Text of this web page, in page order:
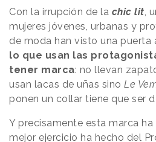
Con la irrupción de la chic lit ,
mujeres jóvenes, urbanas y
de moda han visto una puerta
lo que usan las
tener marca: no llevan
usan lacas de uñas sino Le
ponen un collar tiene que ser
Y precisamente esta marca
mejor ejercicio ha hecho del